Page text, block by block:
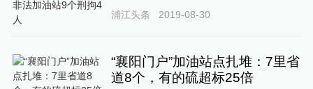
浦江头条 2019-08-30
“襄阳门户”加油站点扎堆：7里省
道8个，有的硫超标25倍